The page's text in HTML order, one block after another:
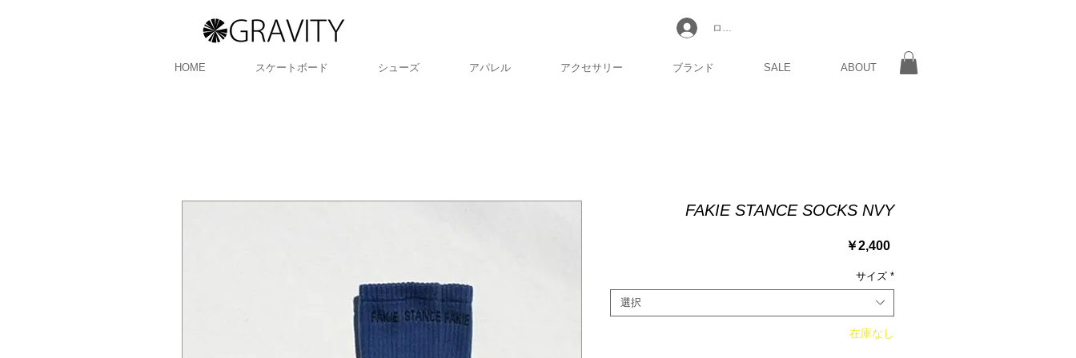
HOME スケートボード シューズ アパレル アクセサリー ブランド SALE ABOUT
ログイン
FAKIE STANCE SOCKS NVY
￥2,400価
サイズ *
選択
在庫なし